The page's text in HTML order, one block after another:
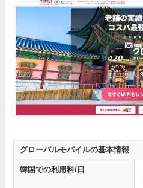
グローバルモバイルの基本情報
韓国での利用料/日